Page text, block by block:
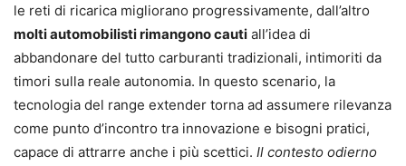
le reti di ricarica migliorano progressivamente, dall’altro
molti automobilisti rimangono cauti all’idea di
abbandonare del tutto carburanti tradizionali, intimoriti da
timori sulla reale autonomia. In questo scenario, la
tecnologia del range extender torna ad assumere rilevanza
come punto d’incontro tra innovazione e bisogni pratici,
capace di attrarre anche i più scettici. Il contesto odierno